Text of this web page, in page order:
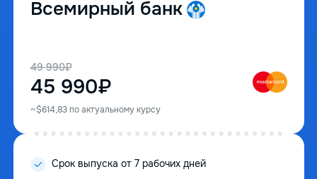
Всемирный банк
45 990₽
49 990₽
~$614,83 по актуальному курсу
Срок выпуска от 7 рабочих дней